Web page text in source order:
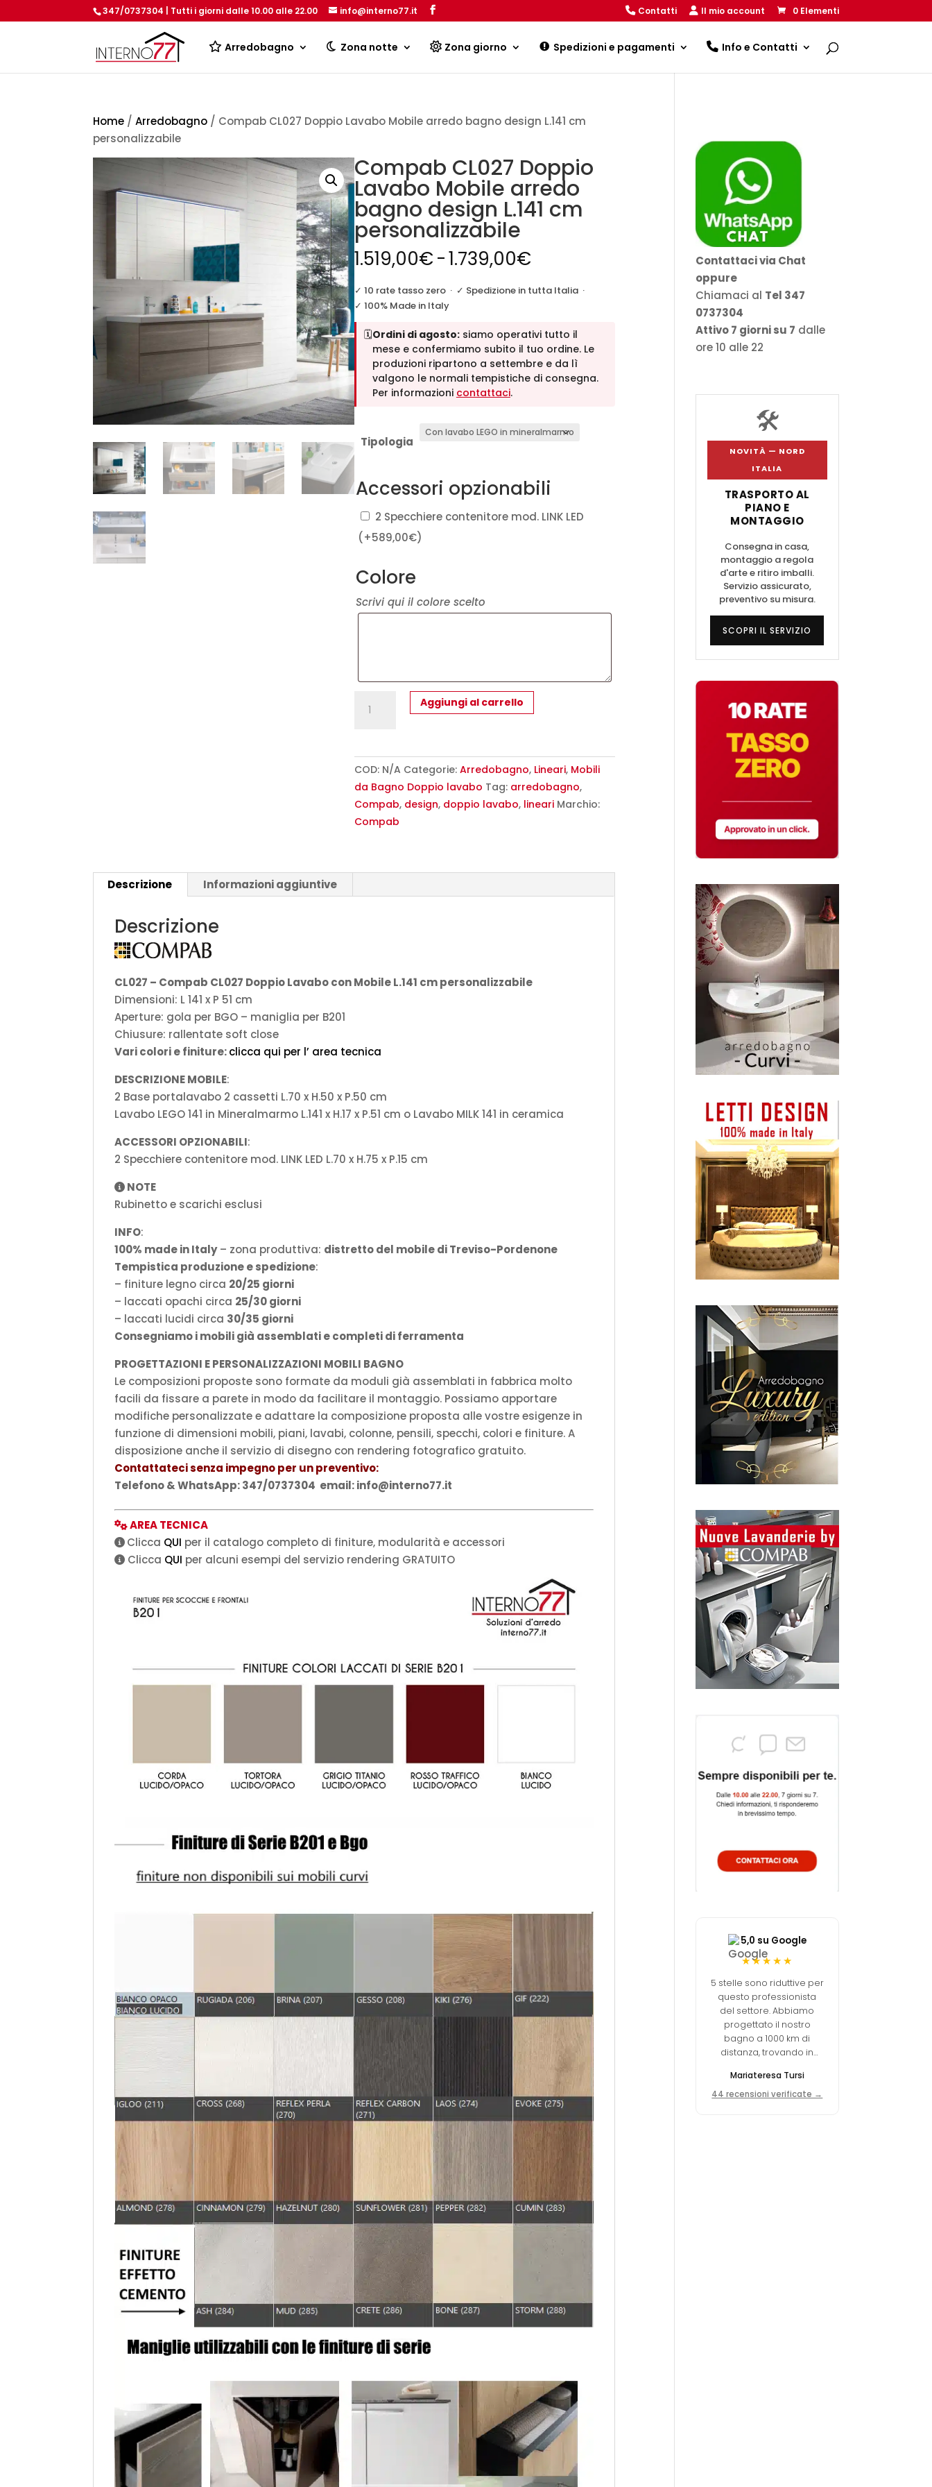
347/0737304 | Tutti i giorni dalle 10.00 alle 22.00 info@interno77.it Contatti Il mio account 0 Elementi
Arredobagno Zona notte Zona giorno Spedizioni e pagamenti Info e Contatti
Products
Home /Arredobagno / Compab CL027 Doppio Lavabo Mobile arredo bagno design L.141 cm
personalizzabile
Compab CL027 Doppio
Lavabo Mobile arredo
bagno design L.141 cm
personalizzabile
1.519,00€-1.739,00€Fascia
prezzo:
1.519,00€
a
1.739,00€
✓ 10 rate tasso zero· ✓ Spedizione in tutta Italia·
✓ 100% Made in Italy
🗓️Ordini di agosto:siamo operativi tutto il
mese e confermiamo subito il tuo ordine. Le
produzioni ripartono a settembre e da lì
valgono le normali tempistiche di consegna.
Per informazioni contattaci.
Tipologia
Accessori opzionabili
2 Specchiere contenitore mod. LINK LED
(+589,00€)
Colore
Scrivi qui il colore scelto
CL027
Mobile
arredo
bagno
design
personalizzabile
Aggiungi al carrello
COD: N/A Categorie: Arredobagno, Lineari, Mobili
da Bagno Doppio lavabo Tag: arredobagno,
Compab, design, doppio lavabo, lineari Marchio:
Compab
Descrizione Informazioni aggiuntive
Descrizione
CL027 – Compab CL027 Doppio Lavabo con Mobile L.141 cm personalizzabile
Dimensioni: L 141 x P 51 cm
Aperture: gola per BGO – maniglia per B201
Chiusure: rallentate soft close
Vari colori e finiture:clicca qui per l’ area tecnica
DESCRIZIONE MOBILE:
2 Base portalavabo 2 cassetti L.70 x H.50 x P.50 cm
Lavabo LEGO 141 in Mineralmarmo L.141 x H.17 x P.51 cm o Lavabo MILK 141 in ceramica
ACCESSORI OPZIONABILI:
2 Specchiere contenitore mod. LINK LED L.70 x H.75 x P.15 cm
NOTE
Rubinetto e scarichi esclusi
INFO:
100% made in Italy– zona produttiva: distretto del mobile di Treviso-Pordenone
Tempistica produzione e spedizione:
– finiture legno circa 20/25 giorni
– laccati opachi circa 25/30 giorni
– laccati lucidi circa 30/35 giorni
Consegniamo i mobili già assemblati e completi di ferramenta
PROGETTAZIONI E PERSONALIZZAZIONI MOBILI BAGNO
Le composizioni proposte sono formate da moduli già assemblati in fabbrica molto
facili da fissare a parete in modo da facilitare il montaggio. Possiamo apportare
modifiche personalizzate e adattare la composizione proposta alle vostre esigenze in
funzione di dimensioni mobili, piani, lavabi, colonne, pensili, specchi, colori e finiture. A
disposizione anche il servizio di disegno con rendering fotografico gratuito.
Contattateci senza impegno per un preventivo:
Telefono & WhatsApp: 347/0737304 email: info@interno77.it
AREA TECNICA
Clicca QUI per il catalogo completo di finiture, modularità e accessori
Clicca QUI per alcuni esempi del servizio rendering GRATUITO
Contattaci via Chat
oppure
Chiamaci al Tel 347
0737304
Attivo 7 giorni su 7 dalle
ore 10 alle 22
🛠️
NOVITÀ — NORD
ITALIA
TRASPORTO AL
PIANO E
MONTAGGIO
Consegna in casa,
montaggio a regola
d'arte e ritiro imballi.
Servizio assicurato,
preventivo su misura.
SCOPRI IL SERVIZIO
5,0 su Google
★★★★★
5 stelle sono riduttive per
questo professionista
del settore. Abbiamo
progettato il nostro
bagno a 1000 km di
distanza, trovando in
tanto professionale
quanto empatica.
Mariateresa Tursi
44 recensioni verificate →